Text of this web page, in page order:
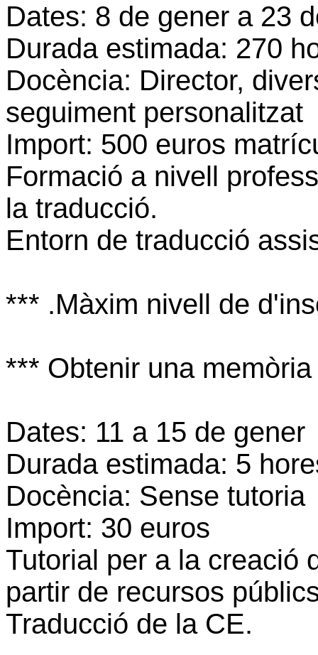
Dates: 8 de gener a 23
Durada estimada: 270
Docència: Director,
seguiment personalitzat
Import: 500 euros
Formació a nivell
la traducció.
Entorn de traducció
*** .Màxim nivell de
*** Obtenir una
Dates: 11 a 15 de gener
Durada estimada: 5
Docència: Sense tutoria
Import: 30 euros
Tutorial per a la creació
partir de recursos
Traducció de la CE.